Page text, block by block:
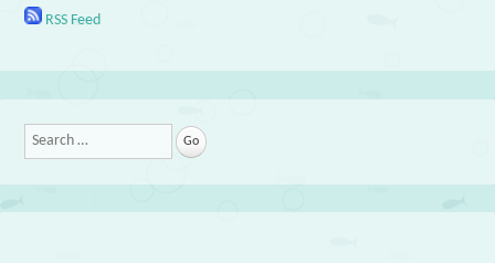
RSS Feed
Search